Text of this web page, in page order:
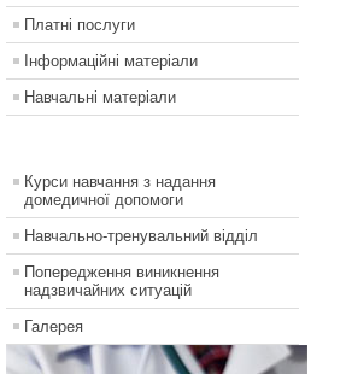
Платні послуги
Інформаційні матеріали
Навчальні матеріали
Курси навчання з надання
домедичної допомоги
Навчально-тренувальний відділ
Попередження виникнення
надзвичайних ситуацій
Галерея